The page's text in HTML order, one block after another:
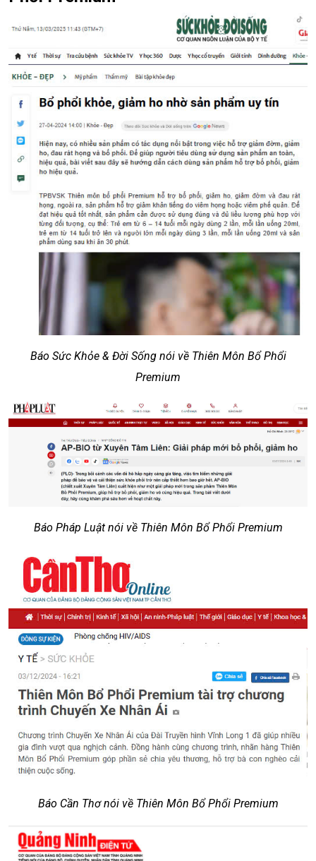
Báo Sức Khỏe & Đời Sống nói về Thiên Môn Bổ Phổi
Premium
Báo Pháp Luật nói về Thiên Môn Bổ Phổi Premium
Báo Cần Thơ nói về Thiên Môn Bổ Phổi Premium